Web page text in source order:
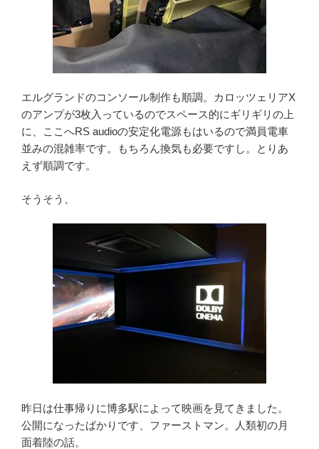
エルグランドのコンソール制作も順調。カロッツェリアX
のアンプが3枚入っているのでスペース的にギリギリの上
に、ここへRS audioの安定化電源もはいるので満員電車
並みの混雑率です。もちろん換気も必要ですし。とりあ
えず順調です。
そうそう、
昨日は仕事帰りに博多駅によって映画を見てきました。
公開になったばかりです、ファーストマン。人類初の月
面着陸の話。